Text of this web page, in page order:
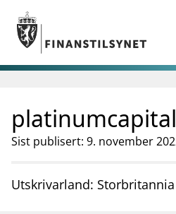
Gå til hovedinnhold
Gå til søkesiden
nettstedet
language
English
Tilsyn
Finanstilsynets registre
Sist publisert: 9. november
Utskrivarland: Storbritannia